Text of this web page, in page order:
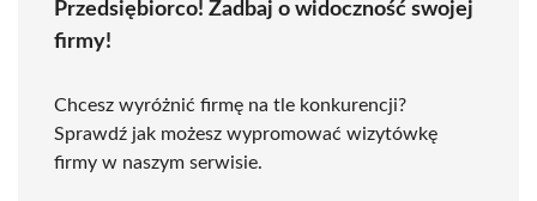
Przedsiębiorco! Zadbaj o widoczność swojej
firmy!
Chcesz wyróżnić firmę na tle konkurencji?
Sprawdź jak możesz wypromować wizytówkę
firmy w naszym serwisie.